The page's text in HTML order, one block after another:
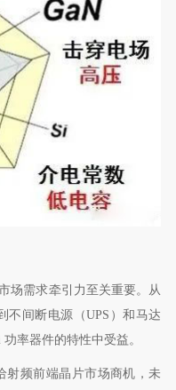
场需求牵引力至关重要。从
不间断电源（UPS ）和马达
功率器件的特性中受益。
射频前端晶片市场商机，未